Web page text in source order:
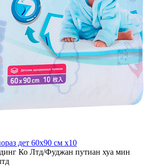
дет 60х90 см x10
Ко Лтд/Фуджан путиан хуа мин